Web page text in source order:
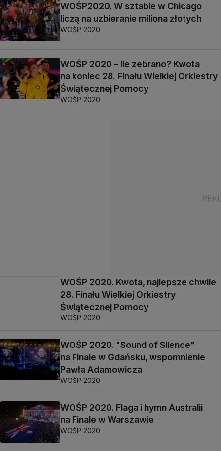
WOŚP2020. W sztabie w Chicago
liczą na uzbieranie miliona złotych
WOŚP 2020
WOŚP 2020 – ile zebrano? Kwota
na koniec 28. Finału Wielkiej Orkiestry
Świątecznej Pomocy
WOŚP 2020
WOŚP 2020. Kwota, najlepsze chwile
28. Finału Wielkiej Orkiestry
Świątecznej Pomocy
WOŚP 2020
WOŚP 2020. "Sound of Silence"
na Finale w Gdańsku, wspomnienie
Pawła Adamowicza
WOŚP 2020
WOŚP 2020. Flaga i hymn Australii
na Finale w Warszawie
WOŚP 2020